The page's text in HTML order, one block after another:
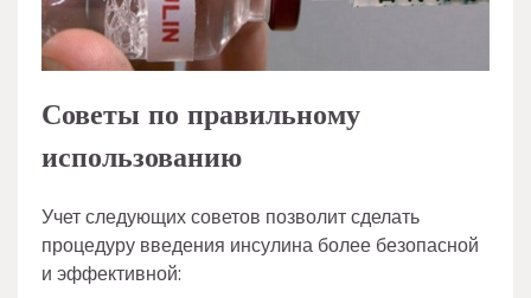
Советы по правильному
использованию
Учет следующих советов позволит сделать
процедуру введения инсулина более безопасной
и эффективной: